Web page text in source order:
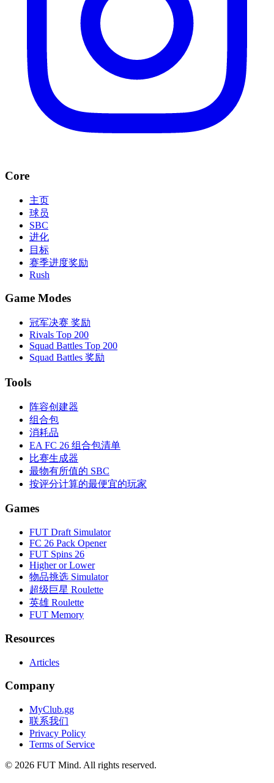
Core
主页
球员
SBC
进化
目标
赛季进度奖励
Rush
Game Modes
冠军决赛 奖励
Rivals Top 200
Squad Battles Top 200
Squad Battles 奖励
Tools
阵容创建器
组合包
消耗品
EA FC 26 组合包清单
比赛生成器
最物有所值的 SBC
按评分计算的最便宜的玩家
Games
FUT Draft Simulator
FC 26 Pack Opener
FUT Spins 26
Higher or Lower
物品挑选 Simulator
超级巨星 Roulette
英雄 Roulette
FUT Memory
Resources
Articles
Company
MyClub.gg
联系我们
Privacy Policy
Terms of Service
© 2026 FUT Mind. All rights reserved.